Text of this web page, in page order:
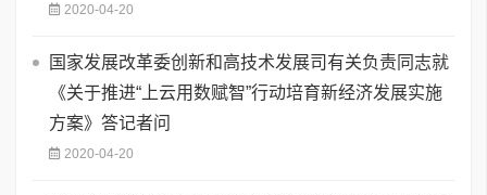
2020-04-20
国家发展改革委创新和高技术发展司有关负责同志就
《关于推进“上云用数赋智”行动培育新经济发展实施
方案》答记者问
2020-04-20